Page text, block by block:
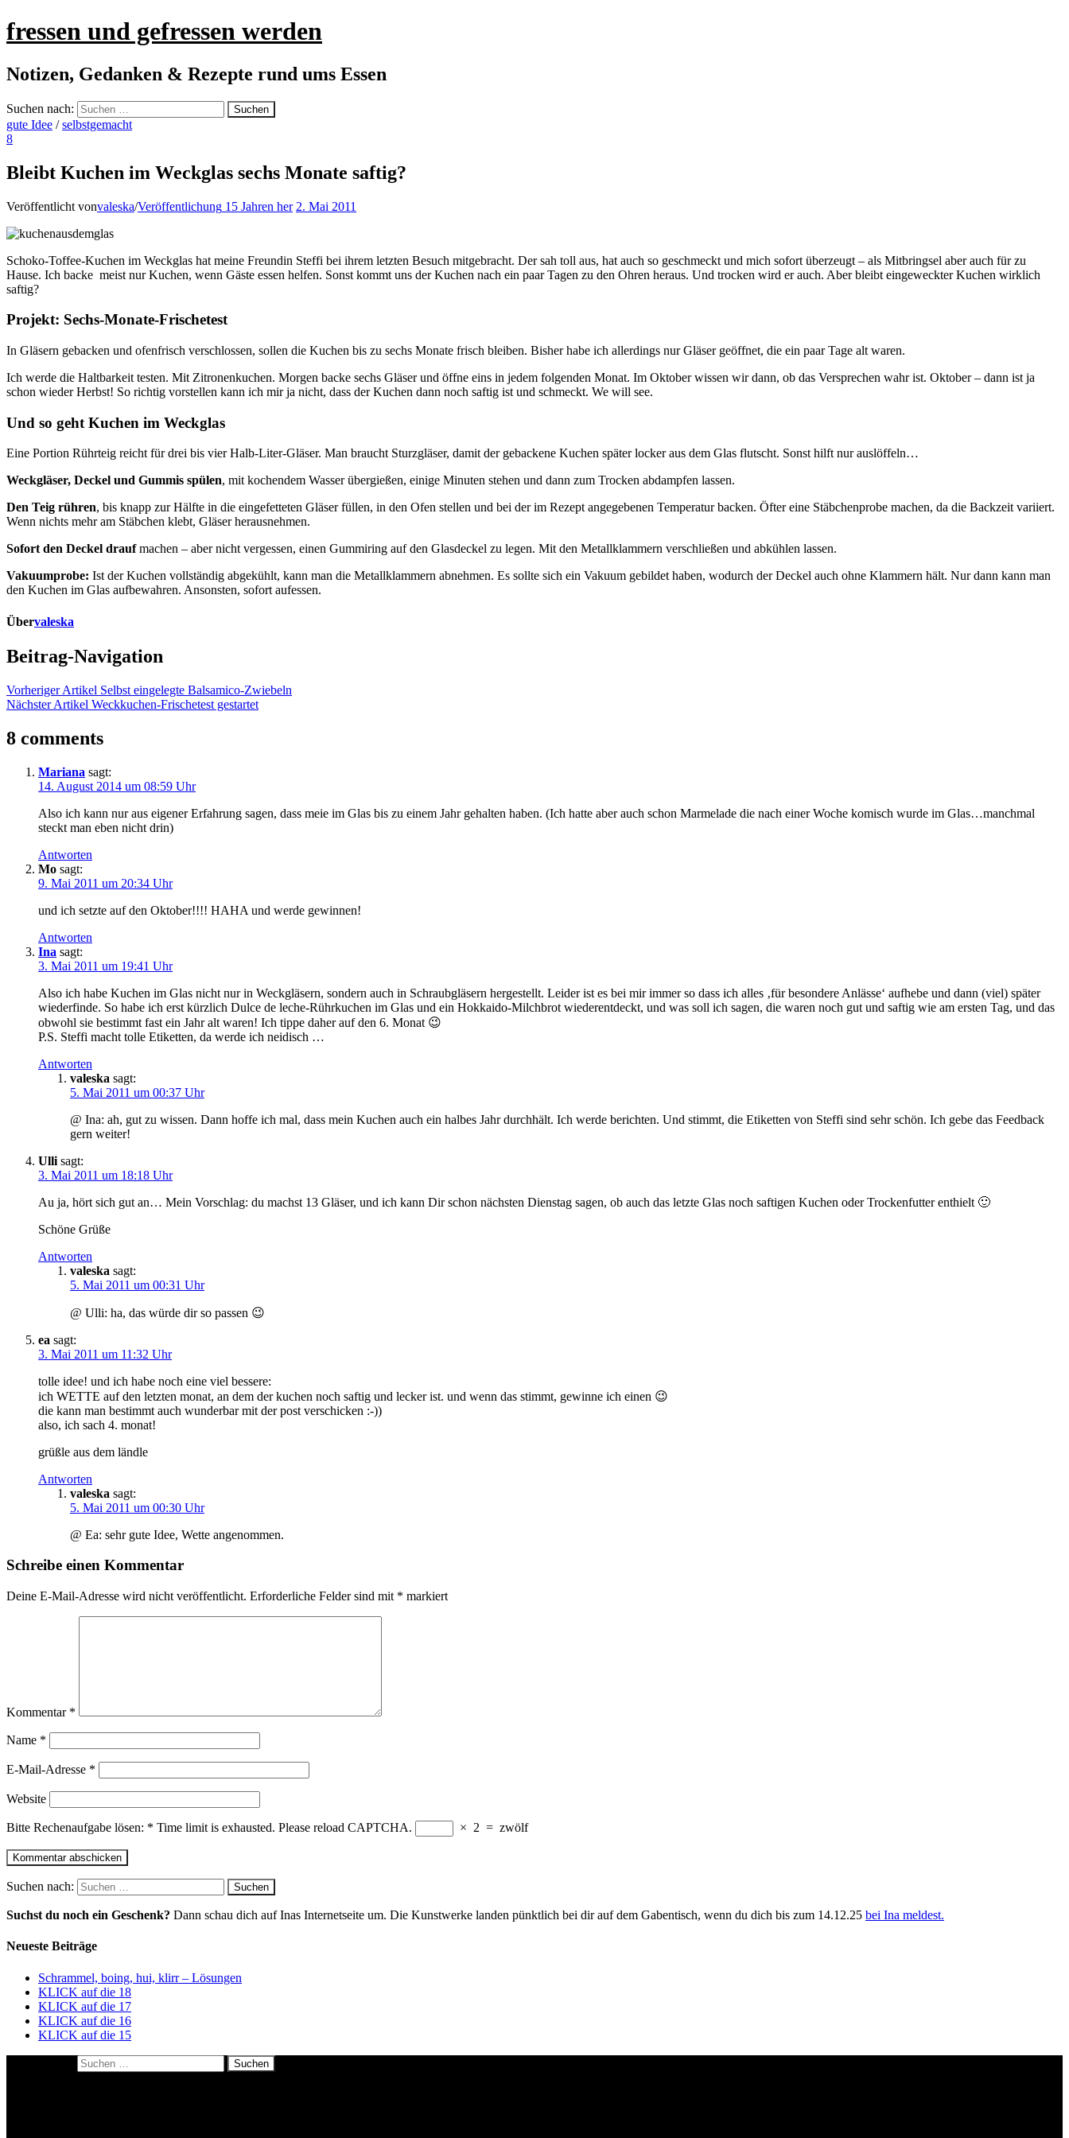
fressen und gefressen werden
Notizen, Gedanken & Rezepte rund ums Essen
Suchen nach:
gute Idee /selbstgemacht
8
Bleibt Kuchen im Weckglas sechs Monate saftig?
Veröffentlicht vonvaleska/Veröffentlichung 15 Jahren her 2. Mai 2011
Schoko-Toffee-Kuchen im Weckglas hat meine Freundin Steffi bei ihrem letzten Besuch mitgebracht. Der sah toll aus, hat auch so geschmeckt und mich sofort überzeugt – als Mitbringsel aber auch für zu
Hause. Ich backe meist nur Kuchen, wenn Gäste essen helfen. Sonst kommt uns der Kuchen nach ein paar Tagen zu den Ohren heraus. Und trocken wird er auch. Aber bleibt eingeweckter Kuchen wirklich
saftig?
Projekt: Sechs-Monate-Frischetest
In Gläsern gebacken und ofenfrisch verschlossen, sollen die Kuchen bis zu sechs Monate frisch bleiben. Bisher habe ich allerdings nur Gläser geöffnet, die ein paar Tage alt waren.
Ich werde die Haltbarkeit testen. Mit Zitronenkuchen. Morgen backe sechs Gläser und öffne eins in jedem folgenden Monat. Im Oktober wissen wir dann, ob das Versprechen wahr ist. Oktober – dann ist ja
schon wieder Herbst! So richtig vorstellen kann ich mir ja nicht, dass der Kuchen dann noch saftig ist und schmeckt. We will see.
Und so geht Kuchen im Weckglas
Eine Portion Rührteig reicht für drei bis vier Halb-Liter-Gläser. Man braucht Sturzgläser, damit der gebackene Kuchen später locker aus dem Glas flutscht. Sonst hilft nur auslöffeln…
Weckgläser, Deckel und Gummis spülen, mit kochendem Wasser übergießen, einige Minuten stehen und dann zum Trocken abdampfen lassen.
Den Teig rühren, bis knapp zur Hälfte in die eingefetteten Gläser füllen, in den Ofen stellen und bei der im Rezept angegebenen Temperatur backen. Öfter eine Stäbchenprobe machen, da die Backzeit variiert.
Wenn nichts mehr am Stäbchen klebt, Gläser herausnehmen.
Sofort den Deckel draufmachen – aber nicht vergessen, einen Gummiring auf den Glasdeckel zu legen. Mit den Metallklammern verschließen und abkühlen lassen.
Vakuumprobe: Ist der Kuchen vollständig abgekühlt, kann man die Metallklammern abnehmen. Es sollte sich ein Vakuum gebildet haben, wodurch der Deckel auch ohne Klammern hält. Nur dann kann man
den Kuchen im Glas aufbewahren. Ansonsten, sofort aufessen.
Übervaleska
Beitrag-Navigation
Vorheriger Artikel Selbst eingelegte Balsamico-Zwiebeln
Nächster Artikel Weckkuchen-Frischetest gestartet
8 comments
Mariana sagt:
14. August 2014 um 08:59 Uhr
Also ich kann nur aus eigener Erfahrung sagen, dass meie im Glas bis zu einem Jahr gehalten haben. (Ich hatte aber auch schon Marmelade die nach einer Woche komisch wurde im Glas…manchmal
steckt man eben nicht drin)
Antworten
Mo sagt:
9. Mai 2011 um 20:34 Uhr
und ich setzte auf den Oktober!!!! HAHA und werde gewinnen!
Antworten
Ina sagt:
3. Mai 2011 um 19:41 Uhr
Also ich habe Kuchen im Glas nicht nur in Weckgläsern, sondern auch in Schraubgläsern hergestellt. Leider ist es bei mir immer so dass ich alles ‚für besondere Anlässe‘ aufhebe und dann (viel) später
wiederfinde. So habe ich erst kürzlich Dulce de leche-Rührkuchen im Glas und ein Hokkaido-Milchbrot wiederentdeckt, und was soll ich sagen, die waren noch gut und saftig wie am ersten Tag, und das
obwohl sie bestimmt fast ein Jahr alt waren! Ich tippe daher auf den 6. Monat 😉
P.S. Steffi macht tolle Etiketten, da werde ich neidisch …
Antworten
valeska sagt:
5. Mai 2011 um 00:37 Uhr
@ Ina: ah, gut zu wissen. Dann hoffe ich mal, dass mein Kuchen auch ein halbes Jahr durchhält. Ich werde berichten. Und stimmt, die Etiketten von Steffi sind sehr schön. Ich gebe das Feedback
gern weiter!
Ulli sagt:
3. Mai 2011 um 18:18 Uhr
Au ja, hört sich gut an… Mein Vorschlag: du machst 13 Gläser, und ich kann Dir schon nächsten Dienstag sagen, ob auch das letzte Glas noch saftigen Kuchen oder Trockenfutter enthielt 🙂
Schöne Grüße
Antworten
valeska sagt:
5. Mai 2011 um 00:31 Uhr
@ Ulli: ha, das würde dir so passen 😉
ea sagt:
3. Mai 2011 um 11:32 Uhr
tolle idee! und ich habe noch eine viel bessere:
ich WETTE auf den letzten monat, an dem der kuchen noch saftig und lecker ist. und wenn das stimmt, gewinne ich einen 😉
die kann man bestimmt auch wunderbar mit der post verschicken :-))
also, ich sach 4. monat!
grüßle aus dem ländle
Antworten
valeska sagt:
5. Mai 2011 um 00:30 Uhr
@ Ea: sehr gute Idee, Wette angenommen.
Schreibe einen Kommentar
Deine E-Mail-Adresse wird nicht veröffentlicht. Erforderliche Felder sind mit * markiert
Kommentar *
Name *
E-Mail-Adresse *
Website
Bitte Rechenaufgabe lösen: * Time limit is exhausted. Please reload CAPTCHA. × 2 = zwölf
Suchen nach:
Suchst du noch ein Geschenk? Dann schau dich auf Inas Internetseite um. Die Kunstwerke landen pünktlich bei dir auf dem Gabentisch, wenn du dich bis zum 14.12.25 bei Ina meldest.
Neueste Beiträge
Schrammel, boing, hui, klirr – Lösungen
KLICK auf die 18
KLICK auf die 17
KLICK auf die 16
KLICK auf die 15